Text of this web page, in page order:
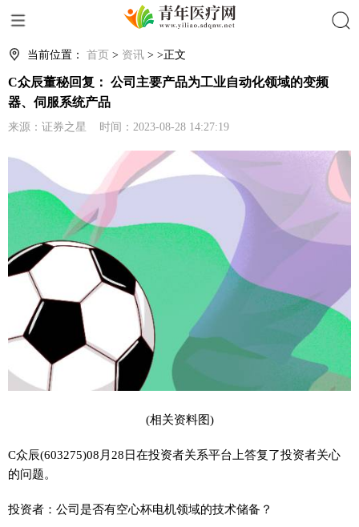
当前位置： 首页 > 资讯 > >正文
C众辰董秘回复： 公司主要产品为工业自动化领域的变频
器、伺服系统产品
来源：证券之星 时间：2023-08-28 14:27:19
(相关资料图)
C众辰(603275)08月28日在投资者关系平台上答复了投资者关心
的问题。
投资者：公司是否有空心杯电机领域的技术储备？